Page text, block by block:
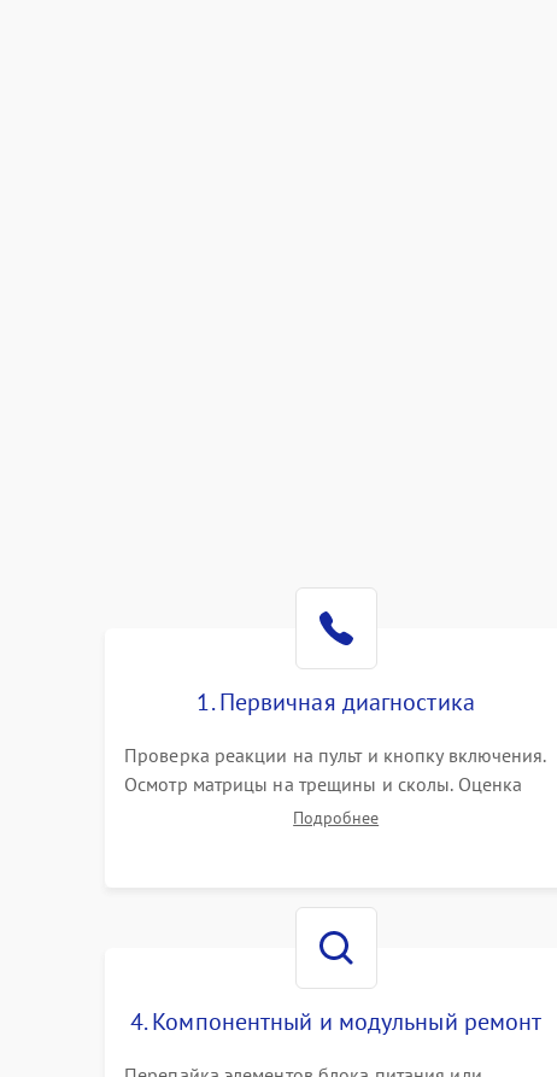
1. Первичная диагностика
Проверка реакции на пульт и кнопку включения.
Осмотр матрицы на трещины и сколы. Оценка
звука, наличия подсветки и индикаторов
Подробнее
4. Компонентный и модульный ремонт